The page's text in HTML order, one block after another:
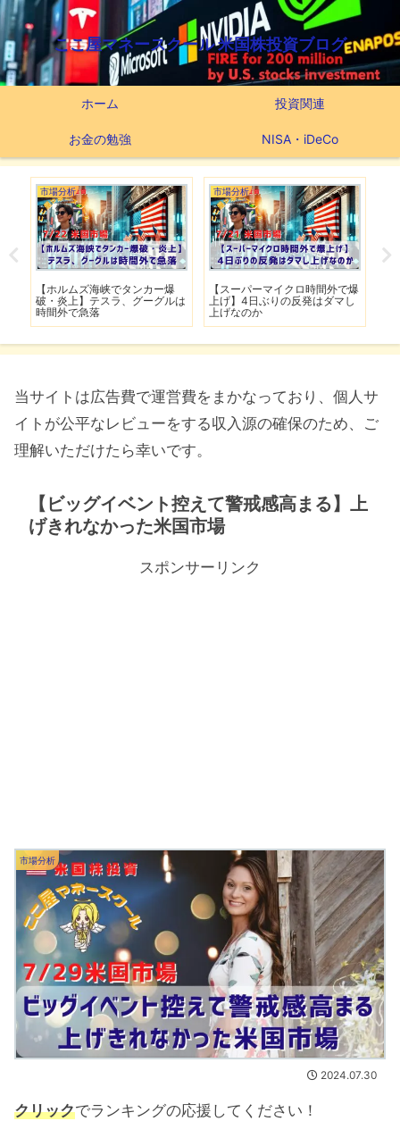
ここ屋マネースクール 米国株投資ブログ
ホーム 投資関連
お金の勉強 NISA・iDeCo
市場分析
【ホルムズ海峡でタンカー爆
破・炎上】テスラ、グーグルは
時間外で急落
市場分析
【スーパーマイクロ時間外で爆
上げ】4日ぶりの反発はダマし
上げなのか
当サイトは広告費で運営費をまかなっており、個人サ
イトが公平なレビューをする収入源の確保のため、ご
理解いただけたら幸いです。
【ビッグイベント控えて警戒感高まる】上
げきれなかった米国市場
スポンサーリンク
市場分析
2024.07.30
クリックでランキングの応援してください！